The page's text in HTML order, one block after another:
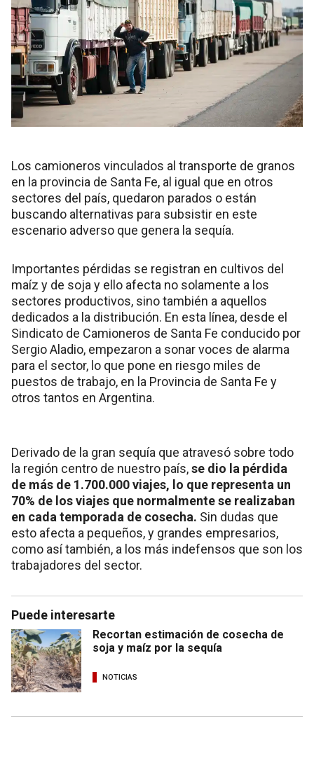
Los camioneros vinculados al transporte de granos
en la provincia de Santa Fe, al igual que en otros
sectores del país, quedaron parados o están
buscando alternativas para subsistir en este
escenario adverso que genera la sequía.
Importantes pérdidas se registran en cultivos del
maíz y de soja y ello afecta no solamente a los
sectores productivos, sino también a aquellos
dedicados a la distribución. En esta línea, desde el
Sindicato de Camioneros de Santa Fe conducido por
Sergio Aladio, empezaron a sonar voces de alarma
para el sector, lo que pone en riesgo miles de
puestos de trabajo, en la Provincia de Santa Fe y
otros tantos en Argentina.
Derivado de la gran sequía que atravesó sobre todo
la región centro de nuestro país,se dio la pérdida
de más de 1.700.000 viajes, lo que representa un
70% de los viajes que normalmente se realizaban
en cada temporada de cosecha. Sin dudas que
esto afecta a pequeños, y grandes empresarios,
como así también, a los más indefensos que son los
trabajadores del sector.
Puede interesarte
Recortan estimación de cosecha de
soja y maíz por la sequía
NOTICIAS